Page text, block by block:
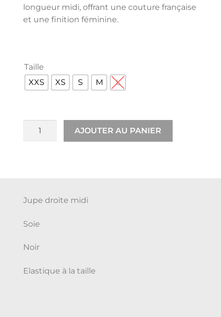
longueur midi, offrant une couture française
et une finition féminine.
Taille
XXS
XS S M L
AJOUTER AU PANIER
Jupe droite midi
Soie
Noir
Elastique à la taille